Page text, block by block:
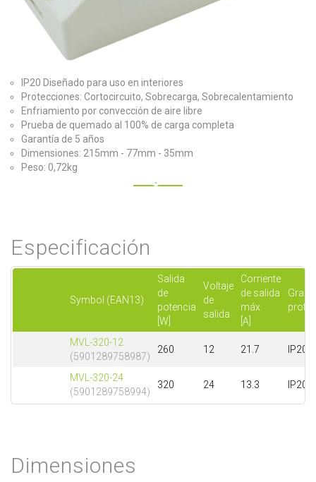
IP20 Diseñado para uso en interiores
Protecciones: Cortocircuito, Sobrecarga, Sobrecalentamiento
Enfriamiento por convección de aire libre
Prueba de quemado al 100% de carga completa
Garantía de 5 años
Dimensiones: 215mm - 77mm - 35mm
Peso: 0,72kg
Especificación
Symbol (EAN13)
Salida
de
potencia
[W]
Voltaje
de
salida
Corriente
de salida
máx.
[A]
MVL-320-12
(5901289758987)
260 12 21.7 IP20
MVL-320-24
(5901289758994)
320 24 13.3 IP20
Dimensiones